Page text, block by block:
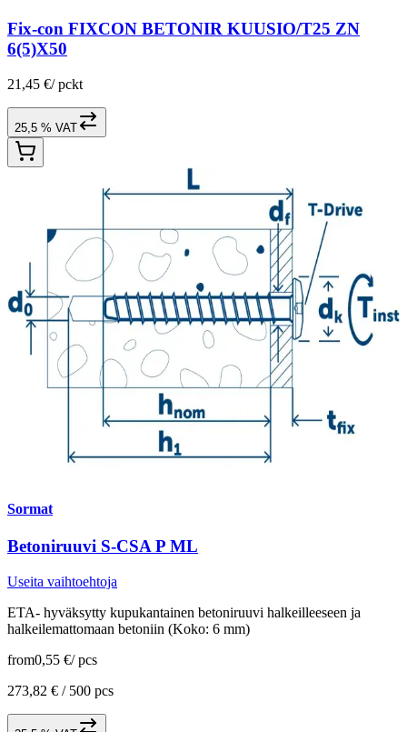
Fix-con FIXCON BETONIR KUUSIO/T25 ZN
6(5)X50
21,45 €/ pckt
25,5 % VAT
Sormat
Betoniruuvi S-CSA P ML
Useita vaihtoehtoja
ETA- hyväksytty kupukantainen betoniruuvi halkeilleeseen ja
halkeilemattomaan betoniin (Koko: 6 mm)
from0,55 €/ pcs
273,82 € / 500 pcs